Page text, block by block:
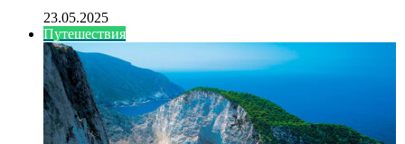
23.05.2025
Путешествия